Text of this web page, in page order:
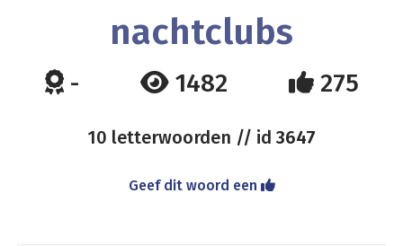
nachtclubs
- 1482 275
10 letterwoorden // id 3647
Geef dit woord een